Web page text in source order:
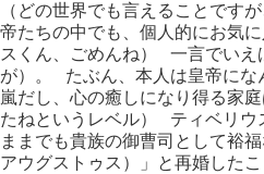
（どの世界でも言えることです
帝たちの中でも、個人的にお気
スくん、ごめんね） 一言でいえ
が）。 たぶん、本人は皇帝にな
嵐だし、心の癒しになり得る家
たねというレベル） ティベリウ
ままでも貴族の御曹司として裕
アウグストゥス）」と再婚した